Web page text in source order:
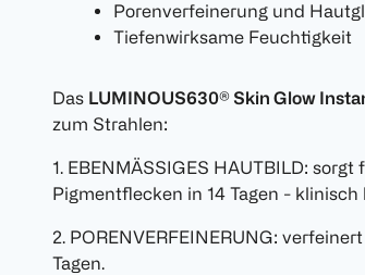
Porenverfeinerung und
Tiefenwirksame Feuchtigkeit
Das LUMINOUS630® Skin Glow
zum Strahlen:
1. EBENMÄSSIGES HAUTBILD:
Pigmentflecken in 14 Tagen - klinisch
2. PORENVERFEINERUNG:
Tagen.